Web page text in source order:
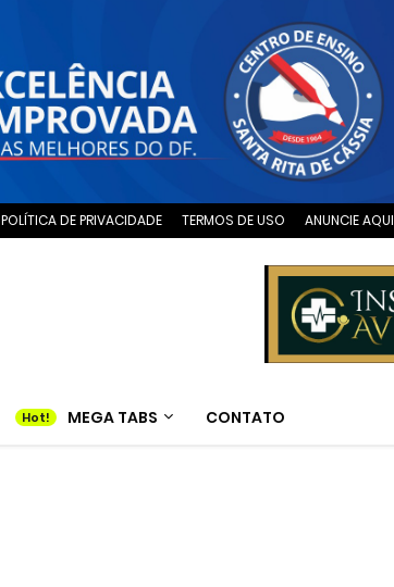
POLÍTICA DE PRIVACIDADE TERMOS DE USO ANUNCIE AQUI
MEGA TABS CONTATO